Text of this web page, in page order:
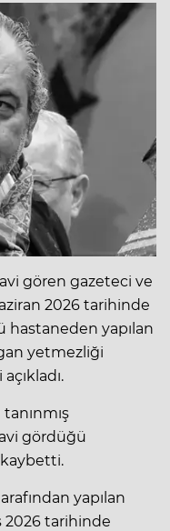
gören gazeteci ve
2026 tarihinde
hastaneden yapılan
yetmezliği
tanınmış
gördüğü
kaybetti.
yapılan
2026 tarihinde